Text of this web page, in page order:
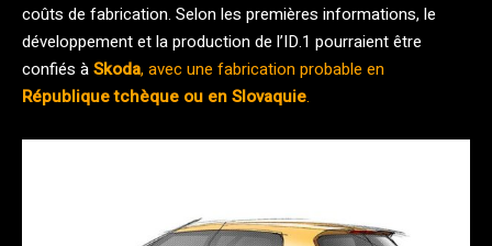
coûts de fabrication. Selon les premières informations, le
développement et la production de l’ID.1 pourraient être
confiés àSkoda, avec une fabrication probable en
République tchèque ou en Slovaquie.